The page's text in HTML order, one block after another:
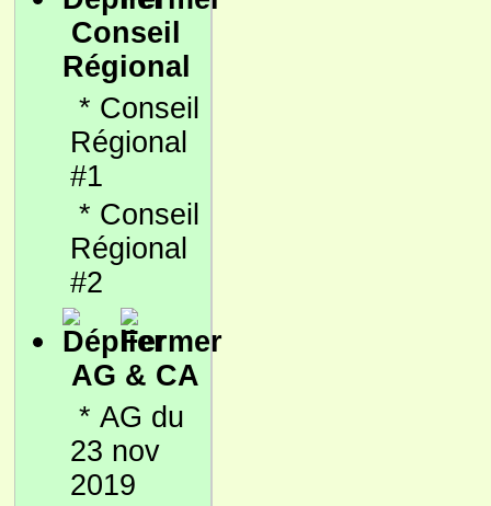
Conseil
Régional
* Conseil
Régional
#1
* Conseil
Régional
#2
AG & CA
* AG du
23 nov
2019